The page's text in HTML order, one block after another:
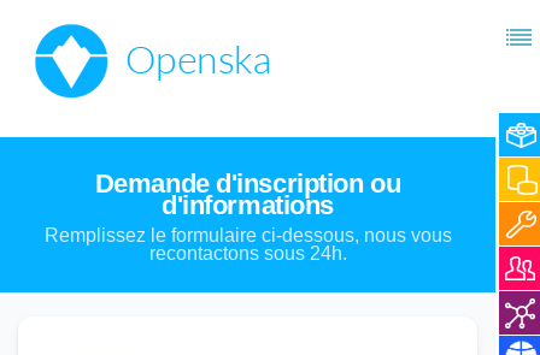
Demande d'inscription ou
d'informations
Remplissez le formulaire ci-dessous, nous vous
recontactons sous 24h.